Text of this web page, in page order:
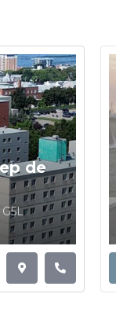
de